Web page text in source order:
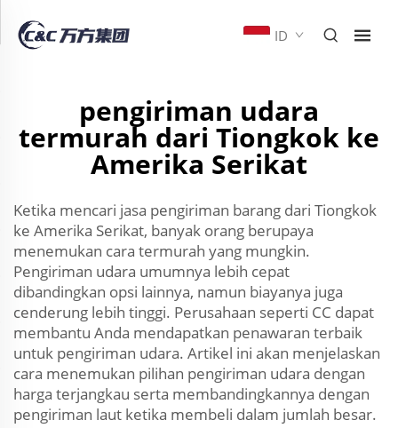
ID
pengiriman udara
termurah dari Tiongkok ke
Amerika Serikat
Ketika mencari jasa pengiriman barang dari Tiongkok
ke Amerika Serikat, banyak orang berupaya
menemukan cara termurah yang mungkin.
Pengiriman udara umumnya lebih cepat
dibandingkan opsi lainnya, namun biayanya juga
cenderung lebih tinggi. Perusahaan seperti CC dapat
membantu Anda mendapatkan penawaran terbaik
untuk pengiriman udara. Artikel ini akan menjelaskan
cara menemukan pilihan pengiriman udara dengan
harga terjangkau serta membandingkannya dengan
pengiriman laut ketika membeli dalam jumlah besar.